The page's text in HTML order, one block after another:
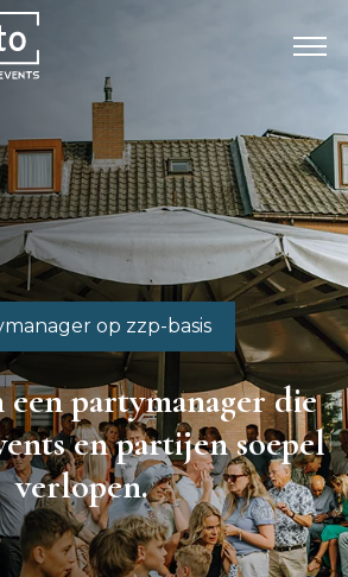
op zzp-basis
partymanager die
en partijen soepel
verlopen.